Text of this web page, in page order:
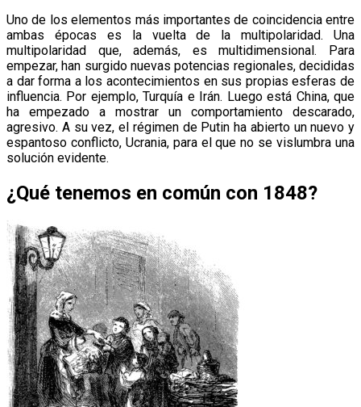
Uno de los elementos más importantes de coincidencia entre
ambas épocas es la vuelta de la multipolaridad. Una
multipolaridad que, además, es multidimensional. Para
empezar, han surgido nuevas potencias regionales, decididas
a dar forma a los acontecimientos en sus propias esferas de
influencia. Por ejemplo, Turquía e Irán. Luego está China, que
ha empezado a mostrar un comportamiento descarado,
agresivo. A su vez, el régimen de Putin ha abierto un nuevo y
espantoso conflicto, Ucrania, para el que no se vislumbra una
solución evidente.
¿Qué tenemos en común con 1848?